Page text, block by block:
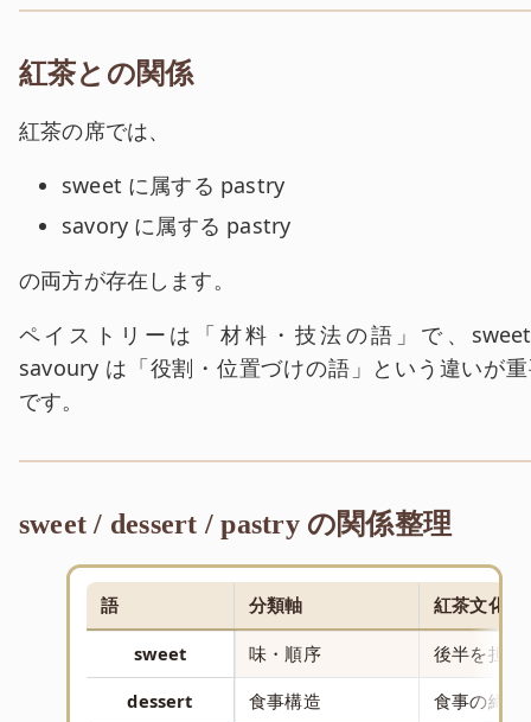
紅茶との関係
紅茶の席では、
sweet に属する pastry
savory に属する pastry
の両方が存在します。
ペイストリーは「材料・技法の語」で、
savoury は「役割・位置づけの語」という違いが
です。
sweet / dessert / pastry の関係整理
語 分類軸 紅茶文化で
sweet 味・順序
後半を担う
dessert
食事構造
食事の締め